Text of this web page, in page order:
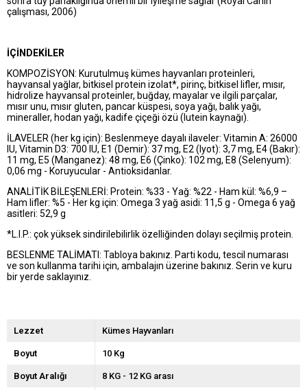
çalışması, 2006)
İÇİNDEKİLER
KOMPOZİSYON: Kurutulmuş kümes hayvanları proteinleri,
hayvansal yağlar, bitkisel protein izolat*, pirinç, bitkisel lifler, mısır,
hidrolize hayvansal proteinler, buğday, mayalar ve ilgili parçalar,
mısır unu, mısır gluten, pancar küspesi, soya yağı, balık yağı,
mineraller, hodan yağı, kadife çiçeği özü (lutein kaynağı).
İLAVELER (her kg için): Beslenmeye dayalı ilaveler: Vitamin A: 26000
IU, Vitamin D3: 700 IU, E1 (Demir): 37 mg, E2 (Iyot): 3,7 mg, E4 (Bakır):
11 mg, E5 (Manganez): 48 mg, E6 (Çinko): 102 mg, E8 (Selenyum):
0,06 mg - Koruyucular - Antioksidanlar.
ANALİTİK BİLEŞENLERİ: Protein: %33 - Yağ: %22 - Ham kül: %6,9 –
Ham lifler: %5 - Her kg için: Omega 3 yağ asidi: 11,5 g - Omega 6 yağ
asitleri: 52,9 g
*L.I.P.: çok yüksek sindirilebilirlik özelliğinden dolayı seçilmiş protein.
BESLENME TALİMATI: Tabloya bakınız. Parti kodu, tescil numarası
ve son kullanma tarihi için, ambalajın üzerine bakınız. Serin ve kuru
bir yerde saklayınız.
Lezzet Kümes Hayvanları
Boyut 10 Kg
Boyut Aralığı 8 KG - 12 KG arası